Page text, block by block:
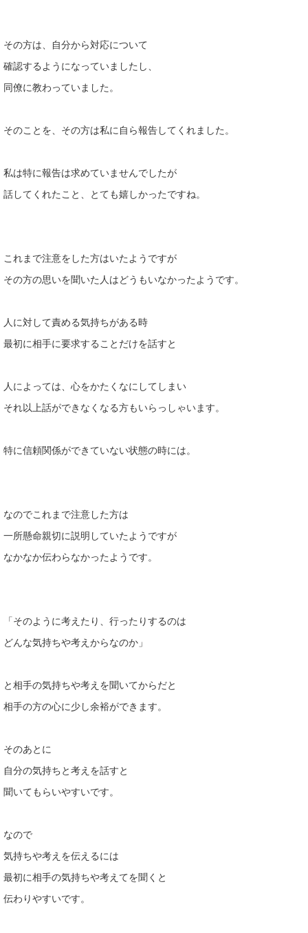
その方は、自分から対応について
確認するようになっていましたし、
同僚に教わっていました。
そのことを、その方は私に自ら報告してくれました。
私は特に報告は求めていませんでしたが
話してくれたこと、とても嬉しかったですね。
これまで注意をした方はいたようですが
その方の思いを聞いた人はどうもいなかったようです。
人に対して責める気持ちがある時
最初に相手に要求することだけを話すと
人によっては、心をかたくなにしてしまい
それ以上話ができなくなる方もいらっしゃいます。
特に信頼関係ができていない状態の時には。
なのでこれまで注意した方は
一所懸命親切に説明していたようですが
なかなか伝わらなかったようです。
「そのように考えたり、行ったりするのは
どんな気持ちや考えからなのか」
と相手の気持ちや考えを聞いてからだと
相手の方の心に少し余裕ができます。
そのあとに
自分の気持ちと考えを話すと
聞いてもらいやすいです。
なので
気持ちや考えを伝えるには
最初に相手の気持ちや考えてを聞くと
伝わりやすいです。